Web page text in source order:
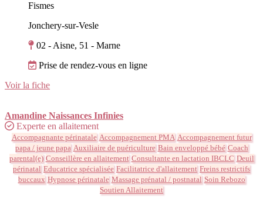
Fismes
Jonchery-sur-Vesle
02 - Aisne, 51 - Marne
Prise de rendez-vous en ligne
Voir la fiche
Amandine Naissances Infinies
Experte en allaitement
Accompagnante périnatale Accompagnement PMA Accompagnement futur
papa / jeune papa Auxiliaire de puériculture Bain enveloppé bébé Coach
parental(e) Conseillère en allaitement Consultante en lactation IBCLC Deuil
périnatal Educatrice spécialisée Facilitatrice d'allaitement Freins restrictifs
buccaux Hypnose périnatale Massage prénatal / postnatal Soin Rebozo
Soutien Allaitement